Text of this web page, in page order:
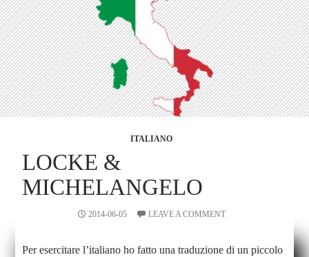
ITALIANO
LOCKE &
MICHELANGELO
2014-06-05 LEAVE A COMMENT
Per esercitare l’italiano ho fatto una traduzione di un piccolo